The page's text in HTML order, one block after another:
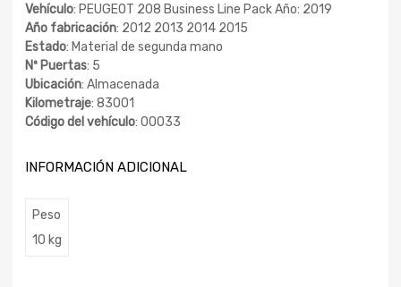
Vehículo: PEUGEOT 208 Business Line Pack Año: 2019
Año fabricación: 2012 2013 2014 2015
Estado: Material de segunda mano
Nº Puertas: 5
Ubicación: Almacenada
Kilometraje: 83001
Código del vehículo: 00033
INFORMACIÓN ADICIONAL
Peso
10 kg